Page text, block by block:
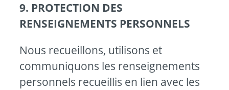
9. PROTECTION DES
RENSEIGNEMENTS PERSONNELS
Nous recueillons, utilisons et
communiquons les renseignements
personnels recueillis en lien avec les